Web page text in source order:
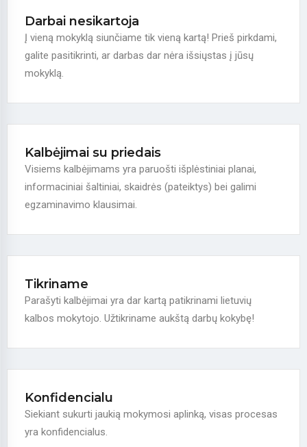
Darbai nesikartoja
Į vieną mokyklą siunčiame tik vieną kartą! Prieš pirkdami,
galite pasitikrinti, ar darbas dar nėra išsiųstas į jūsų
mokyklą.
Kalbėjimai su priedais
Visiems kalbėjimams yra paruošti išplėstiniai planai,
informaciniai šaltiniai, skaidrės (pateiktys) bei galimi
egzaminavimo klausimai.
Tikriname
Parašyti kalbėjimai yra dar kartą patikrinami lietuvių
kalbos mokytojo. Užtikriname aukštą darbų kokybę!
Konfidencialu
Siekiant sukurti jaukią mokymosi aplinką, visas procesas
yra konfidencialus.